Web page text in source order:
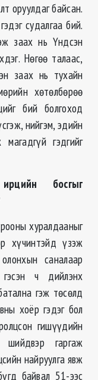
оруулдаг байсан.
судалгаа бий.
заах нь Үндсэн
Нөгөө талаас,
заах нь тухайн
хөтөлбөрөө
бий болгоход
нийгэм, эдийн
гэдгийг
босгыг
хуралдааныг
хүчинтэйд үзэж
саналаар
гэсэн ч дийлэнх
гэж төсөлд
хоёр гэдэг бол
гишүүдийн
гаргаж
найруулга явж
байвал 51-ээс